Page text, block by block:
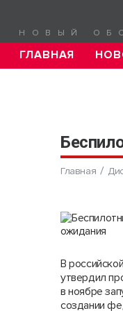
НОВЫЙ
ГЛАВНАЯ
Главная
В
утвердил
в ноябре
создании